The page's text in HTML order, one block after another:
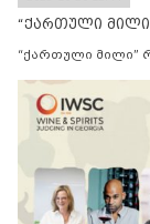
“ქართული
“ქართული მილი”